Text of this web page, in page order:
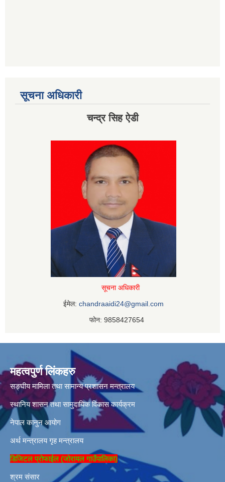
सूचना अधिकारी
चन्द्र सिह ऐडी
सूचना अधिकारी
ईमेल: chandraaidi24@gmail.com
फोन: 9858427654
महत्वपुर्ण लिंकहरु
सङ्घीय मामिला तथा सामान्य प्रशासन मन्त्रालय
स्थानिय शासन तथा सामुदायिक विकास कार्यक्रम
नेपाल कानुन आयोग
अर्थ मन्त्रालय गृह मन्त्रालय
डिजिटल प्रोफाईल (जोरायल गाउँपालिका)
श्रम संसार